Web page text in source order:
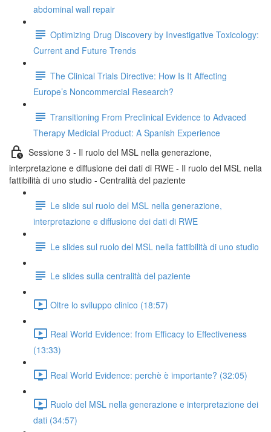
abdominal wall repair
Optimizing Drug Discovery by Investigative Toxicology:
Current and Future Trends
The Clinical Trials Directive: How Is It Affecting
Europe’s Noncommercial Research?
Transitioning From Preclinical Evidence to Advaced
Therapy Medicial Product: A Spanish Experience
Sessione 3 - Il ruolo del MSL nella generazione,
interpretazione e diffusione dei dati di RWE - Il ruolo del MSL nella
fattibilità di uno studio - Centralità del paziente
Le slide sul ruolo del MSL nella generazione,
interpretazione e diffusione dei dati di RWE
Le slides sul ruolo del MSL nella fattibilità di uno studio
Le slides sulla centralità del paziente
Oltre lo sviluppo clinico (18:57)
Real World Evidence: from Efficacy to Effectiveness
(13:33)
Real World Evidence: perchè è importante? (32:05)
Ruolo del MSL nella generazione e interpretazione dei
dati (34:57)